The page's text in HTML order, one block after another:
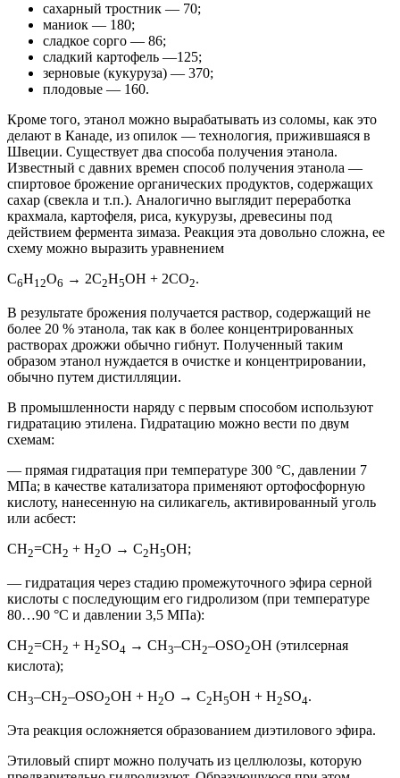
сахарный тростник — 70;
маниок — 180;
сладкое сорго — 86;
сладкий картофель —125;
зерновые (кукуруза) — 370;
плодовые — 160.
Кроме того, этанол можно вырабатывать из соломы, как это
делают в Канаде, из опилок — технология, прижившаяся в
Швеции. Существует два способа получения этанола.
Известный с давних времен способ получения этанола —
спиртовое брожение органических продуктов, содержащих
сахар (свекла и т.п.). Аналогично выглядит переработка
крахмала, картофеля, риса, кукурузы, древесины под
действием фермента зимаза. Реакция эта довольно сложна, ее
схему можно выразить уравнением
C6H12O6 → 2C2H5OH + 2CO2.
В результате брожения получается раствор, содержащий не
более 20 % этанола, так как в более концентрированных
растворах дрожжи обычно гибнут. Полученный таким
образом этанол нуждается в очистке и концентрировании,
обычно путем дистилляции.
В промышленности наряду с первым способом используют
гидратацию этилена. Гидратацию можно вести по двум
схемам:
— прямая гидратация при температуре 300 °C, давлении 7
МПа; в качестве катализатора применяют ортофосфорную
кислоту, нанесенную на силикагель, активированный уголь
или асбест:
CH2=CH2 + H2O → C2H5OH;
— гидратация через стадию промежуточного эфира серной
кислоты с последующим его гидролизом (при температуре
80…90 °С и давлении 3,5 МПа):
CH2=CH2 + H2SO4 → CH3–CH2–OSO2OH (этилсерная
кислота);
CH3–CH2–OSO2OH + H2O → C2H5OH + H2SO4.
Эта реакция осложняется образованием диэтилового эфира.
Этиловый спирт можно получать из целлюлозы, которую